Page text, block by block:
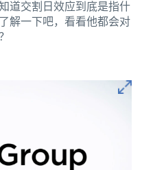
道交割日效应到底是指什
解一下吧，看看他都会对